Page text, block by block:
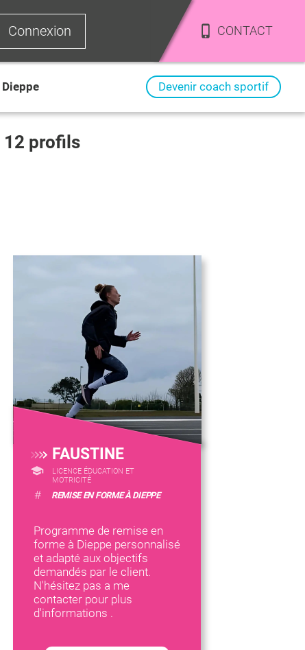
Connexion CONTACT
Dieppe Devenir coach sportif
12 profils
FAUSTINE
LICENCE ÉDUCATION ET
MOTRICITÉ
# REMISE EN FORME À DIEPPE
Programme de remise en
forme à Dieppe personnalisé
et adapté aux objectifs
demandés par le client.
N'hésitez pas a me
contacter pour plus
d'informations .